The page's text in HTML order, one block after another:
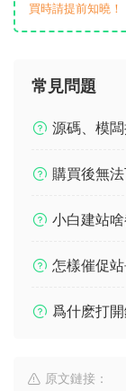
買時請提前知曉！
常見問題
源碼、模
購買後無
小白建站
怎樣催促
爲什麽打
原文鏈接：